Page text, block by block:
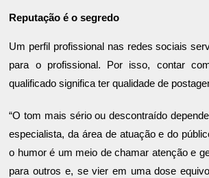
Reputação é o segredo
Um perfil profissional nas redes sociais
para o profissional. Por isso, contar
qualificado significa ter qualidade de
“O tom mais sério ou descontraído
especialista, da área de atuação e do
o humor é um meio de chamar atenção e
para outros e, se vier em uma dose